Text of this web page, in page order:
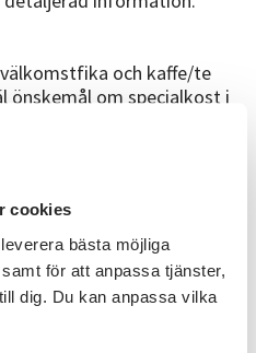
cookies
bästa möjliga
för att anpassa tjänster,
dig. Du kan anpassa vilka
och kaffe/te
önskemål om specialkost i
vill använda.
lära ut på kort tid så kom